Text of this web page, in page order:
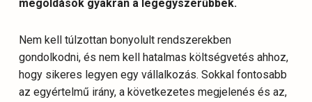
megoldások gyakran a legegyszerűbbek.
Nem kell túlzottan bonyolult rendszerekben
gondolkodni, és nem kell hatalmas költségvetés ahhoz,
hogy sikeres legyen egy vállalkozás. Sokkal fontosabb
az egyértelmű irány, a következetes megjelenés és az,